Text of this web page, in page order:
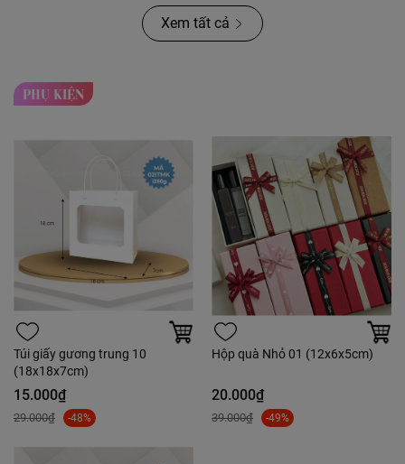
Xem tất cả
PHỤ KIỆN
Túi giấy gương trung 10
(18x18x7cm)
15.000₫
29.000₫ -48%
Hộp quà Nhỏ 01 (12x6x5cm)
20.000₫
39.000₫ -49%